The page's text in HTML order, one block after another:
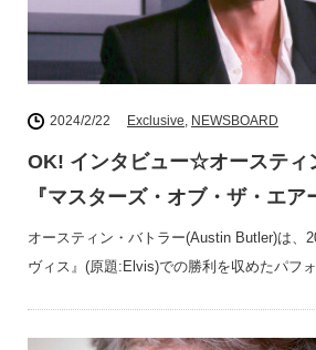
2024/2/22 Exclusive, NEWSBOARD
OK! インタビュー☆オースティ
『マスターズ・オブ・ザ・エア
オースティン・バトラー(Austin Butler)は、
ヴィス』(原題:Elvis)での勝利を収めたパフ